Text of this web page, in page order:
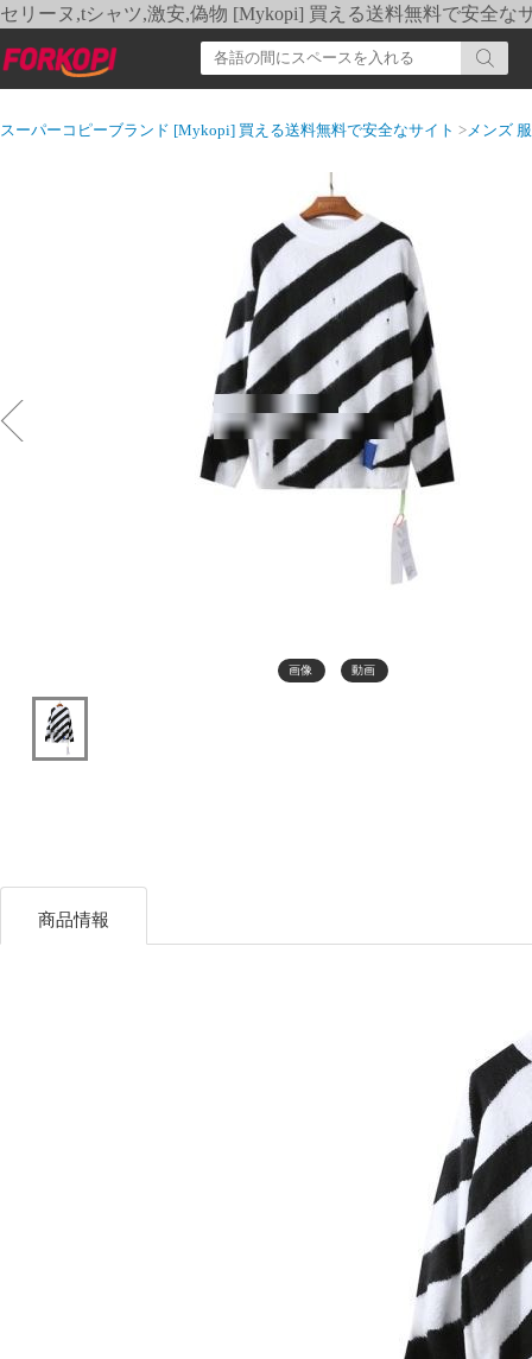
セリーヌ,tシャツ,激安,偽物 [Mykopi] 買える送料無料で安全な
スーパーコピーブランド [Mykopi] 買える送料無料で安全なサイト >メンズ 服
画像 動画
商品情報